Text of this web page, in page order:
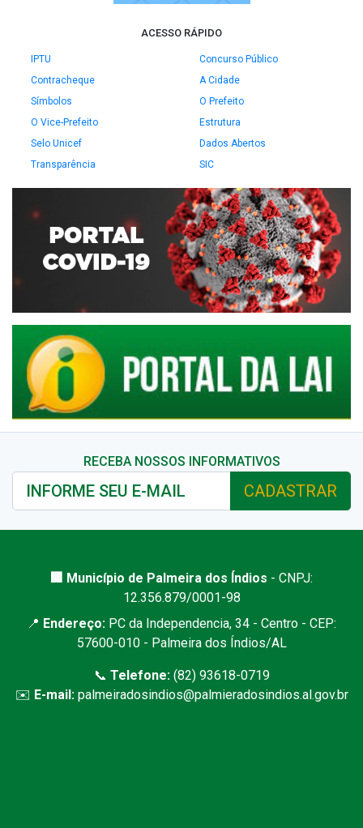
ACESSO RÁPIDO
IPTU
Concurso Público
Contracheque
A Cidade
Símbolos
O Prefeito
O Vice-Prefeito
Estrutura
Selo Unicef
Dados Abertos
Transparência
SIC
RECEBA NOSSOS INFORMATIVOS
CADASTRAR
🏢 Município de Palmeira dos Índios - CNPJ:
12.356.879/0001-98
📍 Endereço: PC da Independencia, 34 - Centro - CEP:
57600-010 - Palmeira dos Índios/AL
📞 Telefone:(82) 93618-0719
✉️ E-mail: palmeiradosindios@palmieradosindios.al.gov.br